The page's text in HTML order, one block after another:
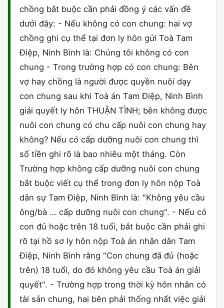
LAO ĐỘNG
SỞ HỮU TRÍ TUỆ
THUẾ - BẢO HIỂM
HÀNH CHÍNH
HÌNH SỰ
HÔN NHÂN - GIA ĐÌNH
LAO ĐỘNG
SỞ HỮU TRÍ TUỆ
THỪA KẾ - DI CHÚC
THUẾ VÀ KẾ TOÁN
HÀNH CHÍNH
DOANH NGHIỆP
HỘ KINH DOANH
SỞ HỮU TRÍ TUỆ
LÝ LỊCH TƯ PHÁP
TRÍCH LỤC HỘ TỊCH
CÔNG BỐ SẢN PHẨM
CHỨNG NHẬN HACCP
HÔN NHÂN GIA ĐÌNH
MẪU HỢP ĐỒNG
MẪU KHÁC
VĂN BẢN TỐ TỤNG
chồng bắt buộc cần phải đồng ý các vấn đề
dưới đây: - Nếu không có con chung: hai vợ
chồng ghi cụ thể tại đơn ly hôn gửi Toà Tam
Điệp, Ninh Bình là: Chúng tôi không có con
chung - Trong trường hợp có con chung: Bên
vợ hay chồng là người được quyền nuôi dạy
con chung sau khi Toà án Tam Điệp, Ninh Bình
giải quyết ly hôn THUẬN TÌNH; bên không được
nuôi con chung có chu cấp nuôi con chung hay
không? Nếu có cấp dưỡng nuôi con chung thì
số tiền ghi rõ là bao nhiêu một tháng. Còn
Trường hợp không cấp dưỡng nuôi con chung
bắt buộc viết cụ thể trong đơn ly hôn nộp Toà
dân sự Tam Điệp, Ninh Bình là: "Không yêu cầu
ông/bà … cấp dưỡng nuôi con chung". - Nếu có
con đủ hoặc trên 18 tuổi, bắt buộc cần phải ghi
rõ tại hồ sơ ly hôn nộp Toà án nhân dân Tam
Điệp, Ninh Bình rằng "Con chung đã đủ (hoặc
trên) 18 tuổi, do đó không yêu cầu Toà án giải
quyết". - Trường hợp trong thời kỳ hôn nhân có
tài sản chung, hai bên phải thống nhất việc giải